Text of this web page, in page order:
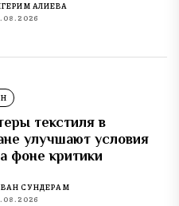
АЛИЕВА
текстиля в
улучшают условия
фоне критики
СУНДЕРАМ